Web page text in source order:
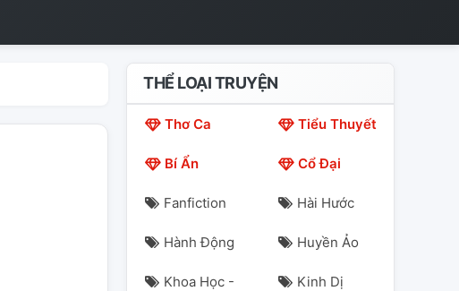
THỂ LOẠI TRUYỆN
Thơ Ca Tiểu Thuyết
Bí Ẩn Cổ Đại
Fanfiction Hài Hước
Hành Động Huyền Ảo
Khoa Học -
Kinh Dị